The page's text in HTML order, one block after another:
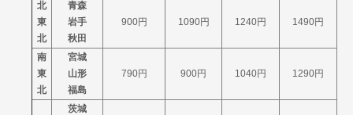
高知
九
州
福岡
佐賀
長崎
熊本
大分
宮崎
1470円 1780円 2195円
北
東
北
青森
岩手
秋田
900円 1090円 1240円 1490円
南
東
北
宮城
山形
福島
790円 900円 1040円 1290円
茨城